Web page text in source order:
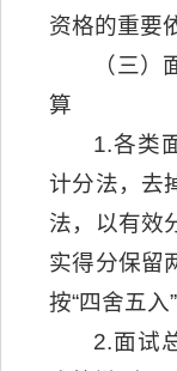
资格的重要
（三
算
1.各类
计分法，去
法，以有效
实得分保留
按“四舍五入
2.面试